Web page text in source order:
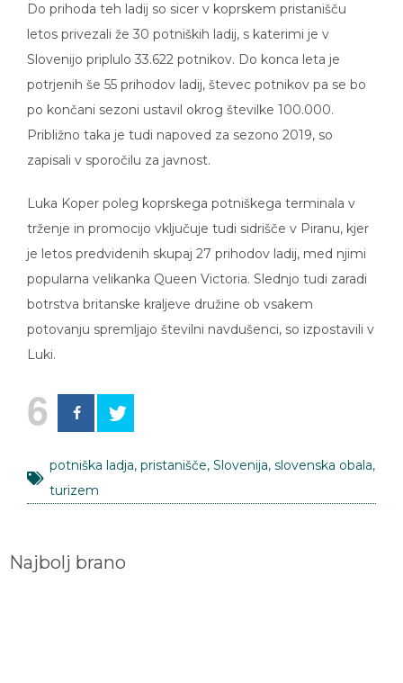
Do prihoda teh ladij so sicer v koprskem pristanišču
letos privezali že 30 potniških ladij, s katerimi je v
Slovenijo priplulo 33.622 potnikov. Do konca leta je
potrjenih še 55 prihodov ladij, števec potnikov pa se bo
po končani sezoni ustavil okrog številke 100.000.
Približno taka je tudi napoved za sezono 2019, so
zapisali v sporočilu za javnost.
Luka Koper poleg koprskega potniškega terminala v
trženje in promocijo vključuje tudi sidrišče v Piranu, kjer
je letos predvidenih skupaj 27 prihodov ladij, med njimi
popularna velikanka Queen Victoria. Slednjo tudi zaradi
botrstva britanske kraljeve družine ob vsakem
potovanju spremljajo številni navdušenci, so izpostavili v
Luki.
6
potniška ladja, pristanišče, Slovenija, slovenska obala,
turizem
Najbolj brano